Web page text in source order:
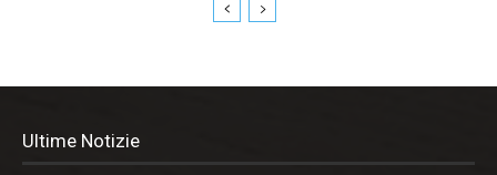
Ultime Notizie